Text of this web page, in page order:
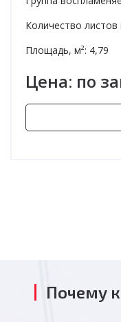
Количество
Площадь, м²: 4,79
Цена: по
Почему